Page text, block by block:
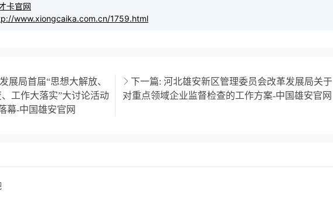
卡官网
www.xiongcaika.com.cn/1759.html
展局首届“思想大解放、
工作大落实”大讨论活动
幕-中国雄安官网
下一篇: 河北雄安新区管理委员会改革发展局关于
对重点领域企业监督检查的工作方案-中国雄安官网